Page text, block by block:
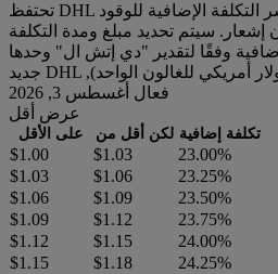
تحتفظ DHL بالحق في تغيير مؤشر التكلفة الإضافية للوقود
إشعار. سيتم تحديد مبلغ ومدة التكلفة
وفقًا لتقدير "دي إتش ال" وحدها
جديد DHL مؤشر وقود الطائرات (دولار أمريكي للغالون الواحد),
فعال أغسطس 3, 2026
عرض أقل
على الأقل لكن أقل من تكلفة إضافية
$1.00 $1.03
23.00%
$1.03
$1.06
23.25%
$1.06
$1.09
23.50%
$1.09
$1.12
23.75%
$1.12
$1.15
24.00%
$1.15
$1.18
24.25%